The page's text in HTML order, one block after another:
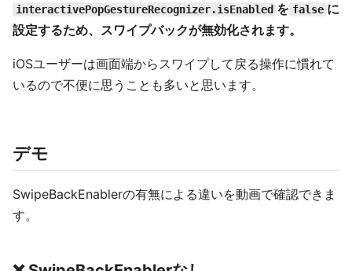
interactivePopGestureRecognizer.isEnabled を false に
設定するため、スワイプバックが無効化されます。
iOSユーザーは画面端からスワイプして戻る操作に慣れて
いるので不便に思うことも多いと思います。
デモ
SwipeBackEnablerの有無による違いを動画で確認できま
す。